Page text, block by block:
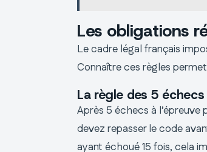
Les obligations
Le cadre légal français
Connaître ces règles
La règle des 5
Après 5 échecs à l’épreuve
devez repasser le code
ayant échoué 15 fois, cela